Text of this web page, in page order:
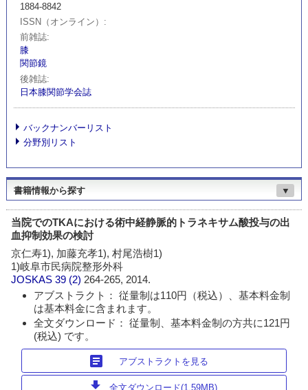
1884-8842
ISSN（オンライン）
前雑誌
膝
関節鏡
後雑誌
日本膝関節学会誌
バックナンバーリスト
分野別リスト
書籍情報から探す ▼
当院でのTKAにおける術中経静脈的トラネキサム酸投与の出
血抑制効果の検討
京仁寿1), 加藤充孝1), 村尾浩樹1)
1)岐阜市民病院整形外科
JOSKAS 39 (2) 264-265, 2014.
アブストラクト： 従量制は110円（税込）、基本料金制
は基本料金に含まれます。
全文ダウンロード： 従量制、基本料金制の方共に121円
(税込) です。
article アブストラクトを見る
download 全文ダウンロード(1.59MB)